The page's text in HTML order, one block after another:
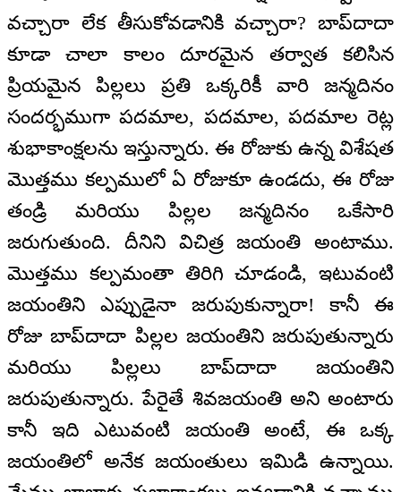
వచ్చారా లేక తీసుకోవడానికి వచ్చారా? బాప్‌దాదా
కూడా చాలా కాలం దూరమైన తర్వాత కలిసిన
ప్రియమైన పిల్లలు ప్రతి ఒక్కరికీ వారి జన్మదినం
సందర్భముగా పదమాల, పదమాల, పదమాల రెట్ల
శుభాకాంక్షలను ఇస్తున్నారు. ఈ రోజుకు ఉన్న విశేషత
మొత్తము కల్పములో ఏ రోజుకూ ఉండదు, ఈ రోజు
తండ్రి మరియు పిల్లల జన్మదినం ఒకేసారి
జరుగుతుంది. దీనిని విచిత్ర జయంతి అంటాము.
మొత్తము కల్పమంతా తిరిగి చూడండి, ఇటువంటి
జయంతిని ఎప్పుడైనా జరుపుకున్నారా! కానీ ఈ
రోజు బాప్‌దాదా పిల్లల జయంతిని జరుపుతున్నారు
మరియు పిల్లలు బాప్‌దాదా జయంతిని
జరుపుతున్నారు. పేరైతే శివజయంతి అని అంటారు
కానీ ఇది ఎటువంటి జయంతి అంటే, ఈ ఒక్క
జయంతిలో అనేక జయంతులు ఇమిడి ఉన్నాయి.